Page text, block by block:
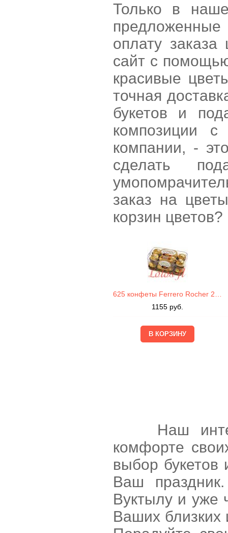
Только в
оплату
сайт с
красивые
точная
букетов и
композиции
компании, -
сделать
заказ на
корзин
1155 руб.
Наш
комфорте
выбор букетов
Ваш
Вуктылу и уже
Ваших близких